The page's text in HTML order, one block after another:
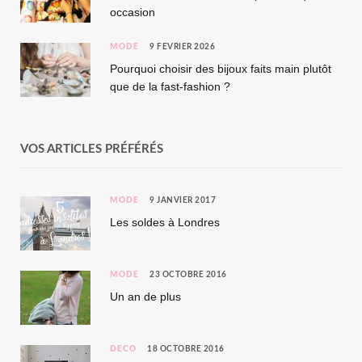
occasion
MODE 9 FÉVRIER 2026
Pourquoi choisir des bijoux faits main plutôt
que de la fast-fashion ?
VOS ARTICLES PRÉFÉRÉS
MODE 9 JANVIER 2017
Les soldes à Londres
MODE 23 OCTOBRE 2016
Un an de plus
DÉCO 18 OCTOBRE 2016